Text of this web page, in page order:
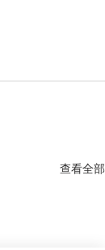
查看全部